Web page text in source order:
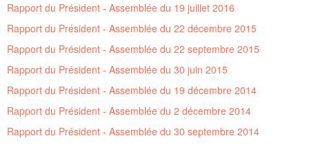
Rapport du Président - Assemblée du 19 juillet 2016
Rapport du Président - Assemblée du 22 décembre 2015
Rapport du Président - Assemblée du 22 septembre 2015
Rapport du Président - Assemblée du 30 juin 2015
Rapport du Président - Assemblée du 19 décembre 2014
Rapport du Président - Assemblée du 2 décembre 2014
Rapport du Président - Assemblée du 30 septembre 2014